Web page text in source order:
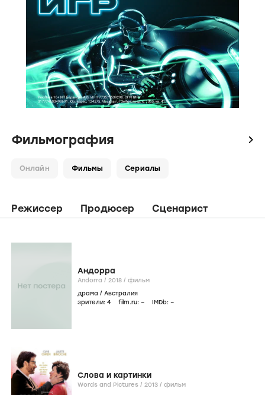
Фильмография icon
Онлайн Фильмы Сериалы
Режиссер Продюсер Сценарист
Андорра
Andorra / 2018 / фильм
драма / Австралия
зрители: 4 film.ru: – IMDb: –
Слова и картинки
Words and Pictures / 2013 / фильм